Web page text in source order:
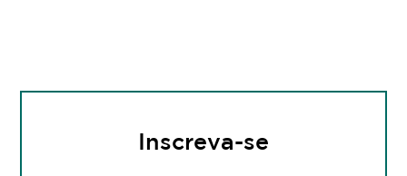
Inscreva-se